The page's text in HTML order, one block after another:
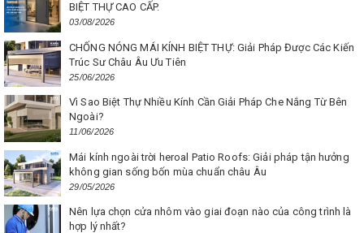
BIỆT THỰ CAO CẤP.
03/08/2026
CHỐNG NÓNG MÁI KÍNH BIỆT THỰ: Giải Pháp Được Các Kiến
Trúc Sư Châu Âu Ưu Tiên
25/06/2026
Vì Sao Biệt Thự Nhiều Kính Cần Giải Pháp Che Nắng Từ Bên
Ngoài?
11/06/2026
Mái kính ngoài trời heroal Patio Roofs: Giải pháp tận hưởng
không gian sống bốn mùa chuẩn châu Âu
29/05/2026
Nên lựa chọn cửa nhôm vào giai đoạn nào của công trình là
hợp lý nhất?